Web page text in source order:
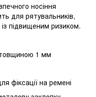
носіння
для рятувальників,
із підвищеним ризиком.
1 мм
фіксації на ремені